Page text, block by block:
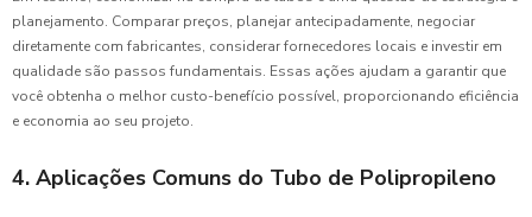
planejamento. Comparar preços, planejar antecipadamente, negociar
diretamente com fabricantes, considerar fornecedores locais e investir em
qualidade são passos fundamentais. Essas ações ajudam a garantir que
você obtenha o melhor custo-benefício possível, proporcionando eficiência
e economia ao seu projeto.
4. Aplicações Comuns do Tubo de Polipropileno